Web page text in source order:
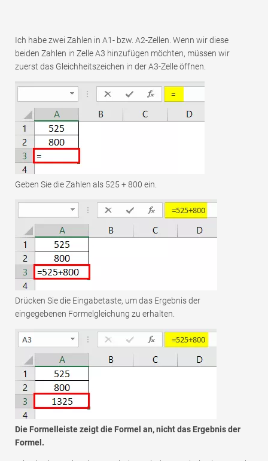
Ich habe zwei Zahlen in A1- bzw. A2-Zellen. Wenn wir diese
beiden Zahlen in Zelle A3 hinzufügen möchten, müssen wir
zuerst das Gleichheitszeichen in der A3-Zelle öffnen.
Geben Sie die Zahlen als 525 + 800 ein.
Drücken Sie die Eingabetaste, um das Ergebnis der
eingegebenen Formelgleichung zu erhalten.
Die Formelleiste zeigt die Formel an, nicht das Ergebnis der
Formel.